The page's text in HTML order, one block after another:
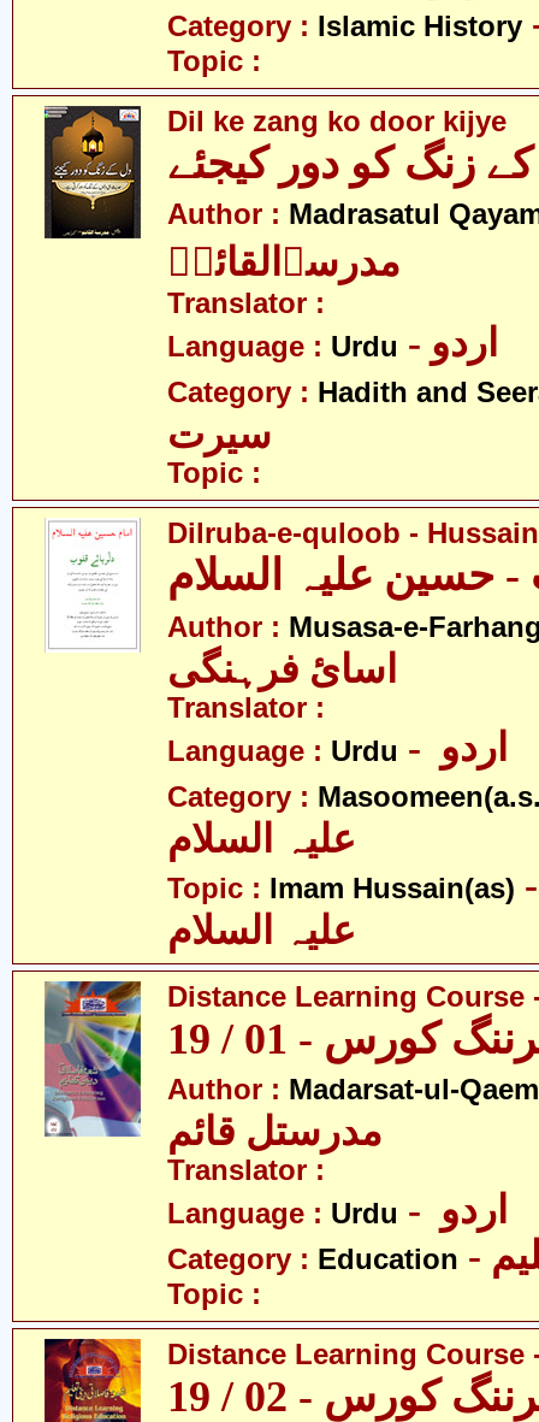
Category : Islamic History
Topic :
Dil ke zang ko door kijye
زنگ کو دور کیجئے
Author : Madrasatul
مدرسۃالقائمؑ
Translator :
Language : Urdu - اردو
Category : Hadith and
سیرت
Topic :
Dilruba-e-quloob -
- حسین علیہ السلام
Author : Musasa-e-
اسائ فرہنگی
Translator :
Language : Urdu
Category :
Topic : Imam Hussain(as)
علیہ السلام
Distance Learning Course
کورس - 01 / 19
Author : Madarsat-ul-
مدرستل قائم
Translator :
Language : Urdu
Category : Education
Topic :
Distance Learning Course
کورس - 02 / 19